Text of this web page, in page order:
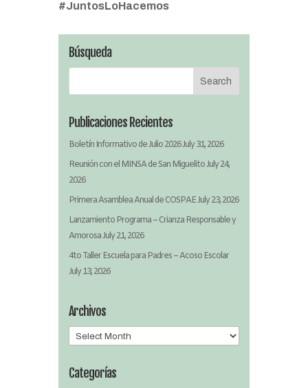
#JuntosLoHacemos
Búsqueda
Publicaciones Recientes
Boletín Informativo de Julio 2026July 31, 2026
Reunión con el MINSA de San MiguelitoJuly 24,
2026
Primera Asamblea Anual de COSPAEJuly 23, 2026
Lanzamiento Programa – Crianza Responsable y
AmorosaJuly 21, 2026
4to Taller Escuela para Padres – Acoso Escolar
July 13, 2026
Archivos
Archivos
Categorías